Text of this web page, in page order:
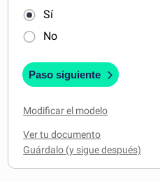
Sí
No
Paso siguiente
Modificar el modelo
Ver tu documento